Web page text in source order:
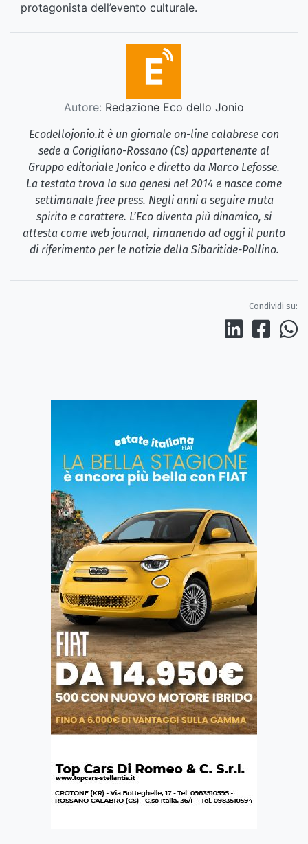
protagonista dell’evento culturale.
Autore: Redazione Eco dello Jonio
Ecodellojonio.it è un giornale on-line calabrese con
sede a Corigliano-Rossano (Cs) appartenente al
Gruppo editoriale Jonico e diretto da Marco Lefosse.
La testata trova la sua genesi nel 2014 e nasce come
settimanale free press. Negli anni a seguire muta
spirito e carattere. L’Eco diventa più dinamico, si
attesta come web journal, rimanendo ad oggi il punto
di riferimento per le notizie della Sibaritide-Pollino.
Condividi su: